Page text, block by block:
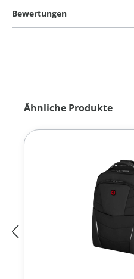
Bewertungen
Produktgalerie überspringen
Ähnliche Produkte